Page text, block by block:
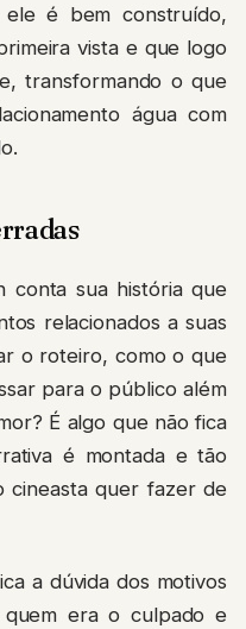
é bem construído,
vista e que logo
transformando o que
água com
conta sua história que
relacionados a suas
o roteiro, como o que
para o público além
É algo que não fica
é montada e tão
cineasta quer fazer de
a dúvida dos motivos
era o culpado e